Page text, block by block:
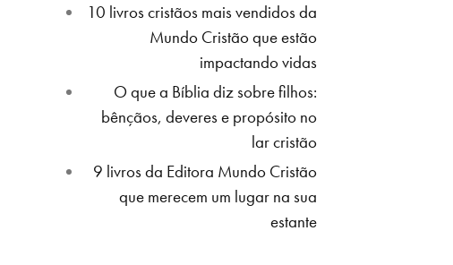
10 livros cristãos mais vendidos da
Mundo Cristão que estão
impactando vidas
O que a Bíblia diz sobre filhos:
bênçãos, deveres e propósito no
lar cristão
9 livros da Editora Mundo Cristão
que merecem um lugar na sua
estante